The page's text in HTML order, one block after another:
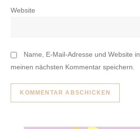
Website
Name, E-Mail-Adresse und Website
meinen nächsten Kommentar speichern.